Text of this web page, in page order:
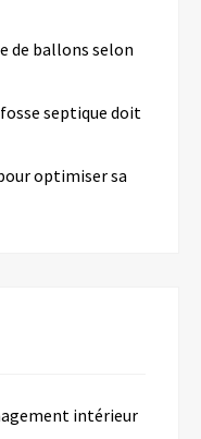
de ballons selon
fosse septique doit
optimiser sa
intérieur